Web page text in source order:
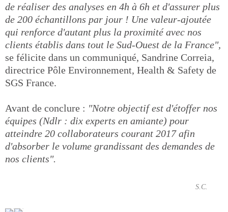
de réaliser des analyses en 4h à 6h et d'assurer plus
de 200 échantillons par jour ! Une valeur-ajoutée
qui renforce d'autant plus la proximité avec nos
clients établis dans tout le Sud-Ouest de la France",
se félicite dans un communiqué, Sandrine Correia,
directrice Pôle Environnement, Health & Safety de
SGS France.
Avant de conclure : "Notre objectif est d'étoffer nos
équipes (Ndlr : dix experts en amiante) pour
atteindre 20 collaborateurs courant 2017 afin
d'absorber le volume grandissant des demandes de
nos clients".
S.C.